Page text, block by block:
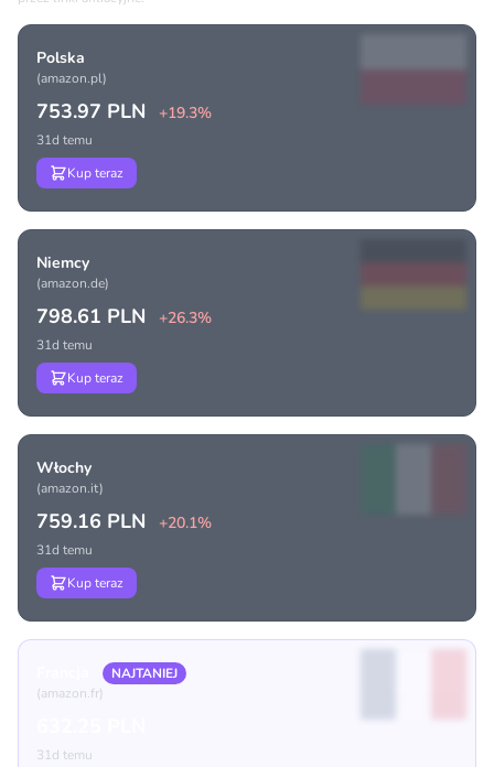
Polska
(amazon.pl)
753.97 PLN +19.3%
31d temu
Kup teraz
Niemcy
(amazon.de)
798.61 PLN +26.3%
31d temu
Kup teraz
Włochy
(amazon.it)
759.16 PLN +20.1%
31d temu
Kup teraz
NAJTANIEJ
(amazon.fr)
31d temu